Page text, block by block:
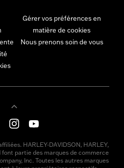
Gérer vos préférences en
matière de cookies
Nous prenons soin de vous
HARLEY-DAVIDSON, HARLEY,
font partie des marques de commerce
Inc. Toutes les autres marques